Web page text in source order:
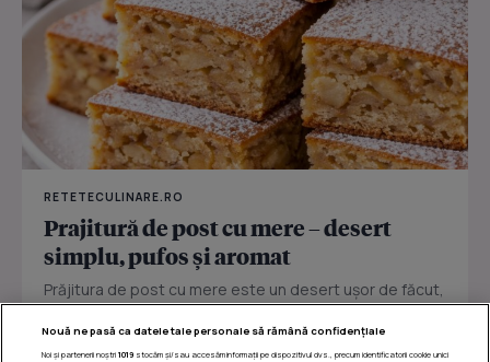
RETETECULINARE.RO
Prajitură de post cu mere – desert
simplu, pufos și aromat
Prăjitura de post cu mere este un desert ușor de făcut,
sau...
Nouă ne pasă ca datele tale personale să rămână confidențiale
Noi și partenerii noștri 1019stocăm și/sau accesăm informații pe dispozitivul dvs., precum identificatorii cookie unici